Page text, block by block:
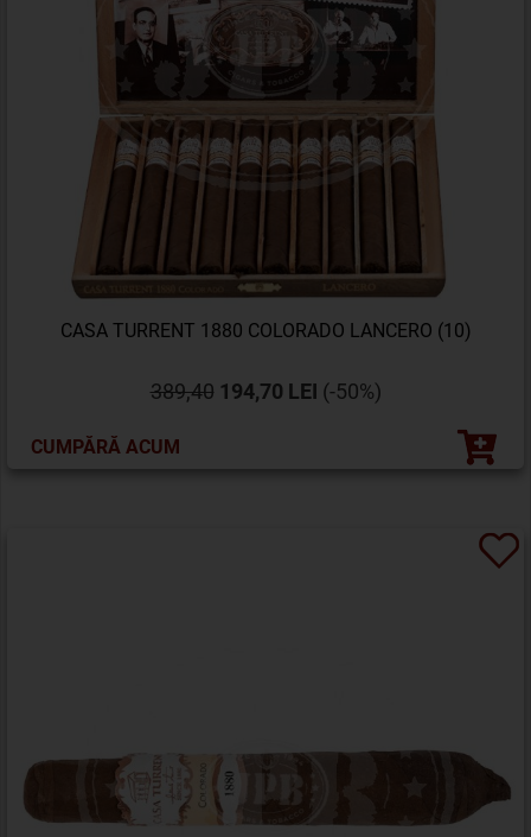
CASA TURRENT 1880 COLORADO LANCERO (10)
389,40 194,70 LEI (-50%)
CUMPĂRĂ ACUM